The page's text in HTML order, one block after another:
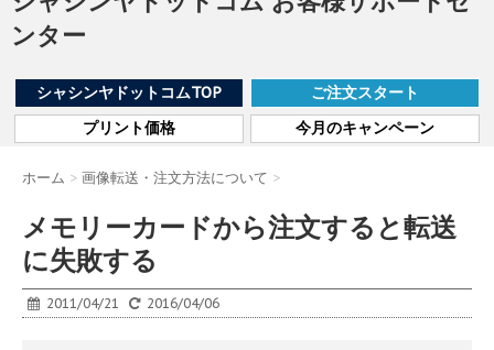
ンター
シャシンヤドットコムTOP ご注文スタート
プリント価格 今月のキャンペーン
ホーム > 画像転送・注文方法について >
メモリーカードから注文すると転送
に失敗する
2011/04/21 2016/04/06